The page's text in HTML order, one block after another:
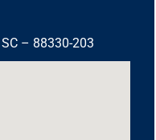
– 88330-203